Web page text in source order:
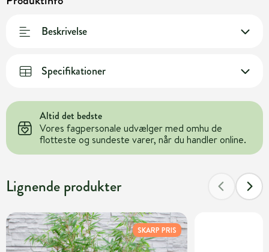
Beskrivelse
Specifikationer
Altid det bedste
Vores fagpersonale udvælger med omhu de
flotteste og sundeste varer, når du handler online.
Lignende produkter
SKARP PRIS